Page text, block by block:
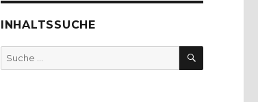
INHALTSSUCHE
Suche
nach:
SUCHEN